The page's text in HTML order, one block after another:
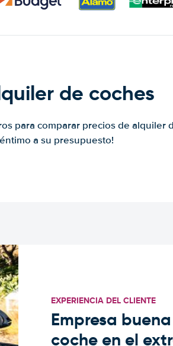
de coches
para comparar precios de alquiler
a su presupuesto!
EXPERIENCIA DEL CLIENTE
Empresa
coche en el